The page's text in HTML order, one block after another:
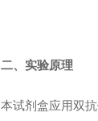
二、实验原理
本试剂盒应用双